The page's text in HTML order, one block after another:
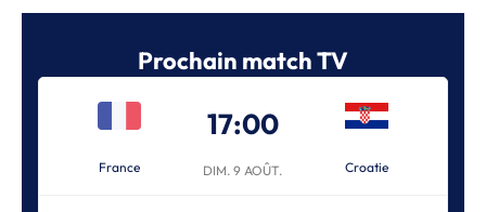
Prochain match TV
France
17:00
DIM. 9 AOÛT. Croatie